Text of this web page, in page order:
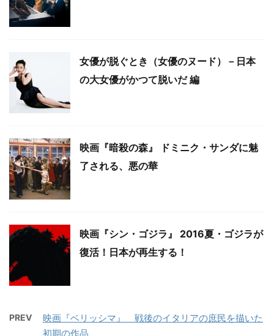
女優が脱ぐとき（女優のヌード）－日本
の大女優がかつて脱いだ 編
映画『暗殺の森』 ドミニク・サンダに魅
了される、悪の華
映画『シン・ゴジラ』 2016夏・ゴジラが
復活！日本が再生する！
PREV
映画『ベリッシマ』 戦後のイタリアの庶民を描いた
初期の作品